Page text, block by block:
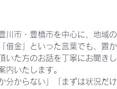
川市・豊橋市を中心に、地域
借金」といった言葉でも、置
いた方のお話を丁寧にお聞き
内いたします。
分からない」
「まずは状況だ